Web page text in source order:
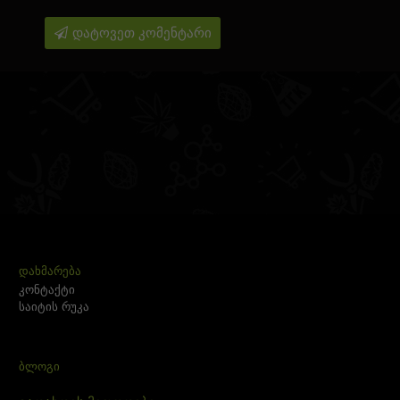
დატოვეთ კომენტარი
ᲓᲐᲮᲛᲐᲠᲔᲑᲐ
კონტაქტი
საიტის რუკა
ᲑᲚᲝᲒᲘ